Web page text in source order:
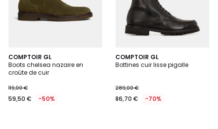
COMPTOIR GL
Boots chelsea nazaire en
croûte de cuir
119,00 €
59,50 € -50%
COMPTOIR GL
Bottines cuir lisse pigalle
289,00 €
86,70 € -70%